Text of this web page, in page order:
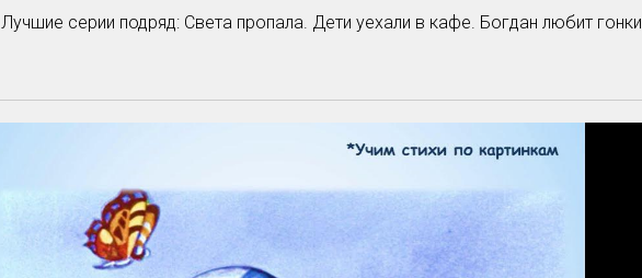
Лучшие серии подряд: Света пропала. Дети уехали в кафе. Богдан любит гонки